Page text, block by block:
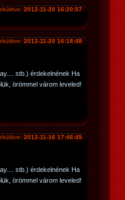
2012-11-20 16:20:57
2012-11-20 16:18:48
stb.) érdekelnének Ha
örömmel várom leveled!
2012-11-16 17:46:45
stb.) érdekelnének Ha
örömmel várom leveled!